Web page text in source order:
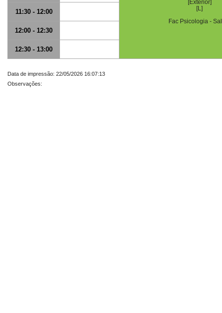
[Exterior]
[L]
Fac Psicologia -
11:30 - 12:00
12:00 - 12:30
12:30 - 13:00
Data de impressão: 22/05/2026 16:07:13
Observações: